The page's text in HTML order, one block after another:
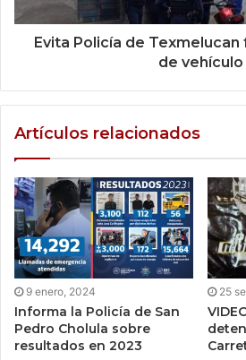
Evita Policía de
de vehículo
Artículos relacionados
9 enero, 2024
Informa la Policía de San
Pedro Cholula sobre
resultados en 2023
25